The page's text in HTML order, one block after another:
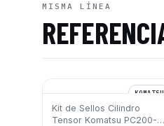
MISMA LÍNEA
KOMATSU
Kit de Sellos Cilindro
Tensor Komatsu PC200-8